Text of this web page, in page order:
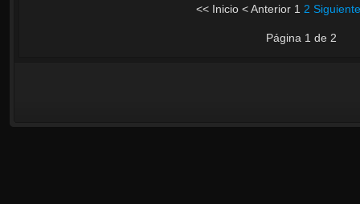
<< Inicio <Anterior 1 2
Página 1 de 2